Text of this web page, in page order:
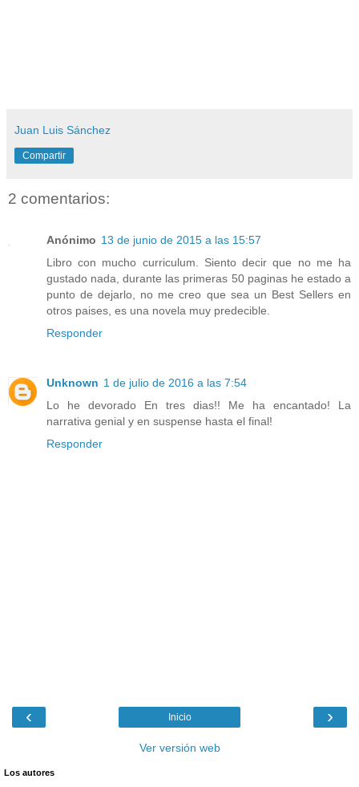
Juan Luis Sánchez
Compartir
2 comentarios:
Anónimo 13 de junio de 2015 a las 15:57
Libro con mucho curriculum. Siento decir que no me ha
gustado nada, durante las primeras 50 paginas he estado a
punto de dejarlo, no me creo que sea un Best Sellers en
otros paises, es una novela muy predecible.
Responder
Unknown 1 de julio de 2016 a las 7:54
Lo he devorado En tres dias!! Me ha encantado! La
narrativa genial y en suspense hasta el final!
Responder
‹ ›
Inicio
Ver versión web
Los autores